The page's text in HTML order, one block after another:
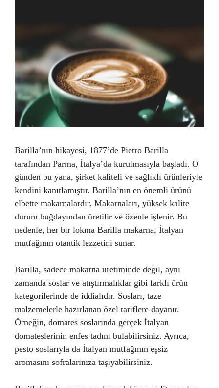
Barilla’nın hikayesi, 1877’de Pietro Barilla
tarafından Parma, İtalya’da kurulmasıyla başladı. O
günden bu yana, şirket kaliteli ve sağlıklı ürünleriyle
kendini kanıtlamıştır. Barilla’nın en önemli ürünü
elbette makarnalardır. Makarnaları, yüksek kalite
durum buğdayından üretilir ve özenle işlenir. Bu
nedenle, her bir lokma Barilla makarna, İtalyan
mutfağının otantik lezzetini sunar.
Barilla, sadece makarna üretiminde değil, aynı
zamanda soslar ve atıştırmalıklar gibi farklı ürün
kategorilerinde de iddialıdır. Sosları, taze
malzemelerle hazırlanan özel tariflere dayanır.
Örneğin, domates soslarında gerçek İtalyan
domateslerinin enfes tadını bulabilirsiniz. Ayrıca,
pesto soslarıyla da İtalyan mutfağının eşsiz
aromasını sofralarınıza taşıyabilirsiniz.